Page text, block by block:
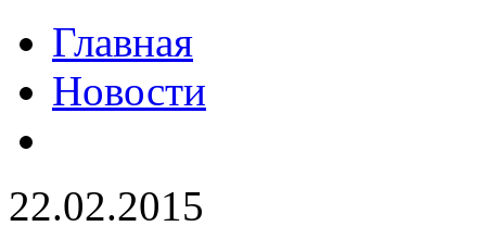
Главная
Новости
22.02.2015